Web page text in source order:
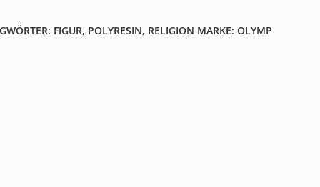
FIGUR, POLYRESIN, RELIGION MARKE: OLYMP